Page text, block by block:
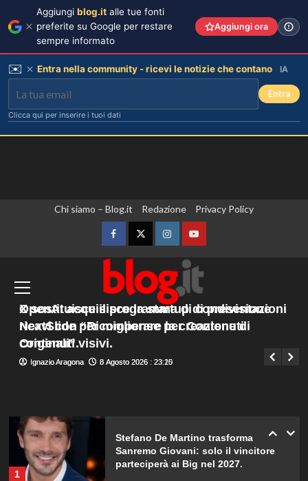
Chi siamo – Blog.it Redazione Privacy Policy
FacebookTwitterInstagramYouTube
Menu
principale
Zelensky “Abbiamo accordi con gli Usa
per una fornitura mensile di missili.
Sono sufficienti? No”
Giuseppe Recca 9 Agosto 2026 : 1:40
X sostituisce il programma di condivisione
ricavi con “Ricompense per Contenuti
Originali”.
Ignazio Aragona 8 Agosto 2026 : 23:20
OpenAI acquisisce la startup di presentazioni
NextSlide per migliorare la creazione di
contenuti visivi.
Ignazio Aragona 8 Agosto 2026 : 23:15
Rosanna Siino di Uomini e Donne:
sfogo contro gli haters dopo la foto
con Giovanni.
Irina Shayk svela la sua estate tra
natura e animali: bikini mozzafiato e
scatti incredibili.
Piano di Harry e Meghan per
1
Stefano De Martino trasforma
Sanremo Giovani: solo il vincitore
parteciperà ai Big nel 2027.
Aggiungi blog.it alle tue fonti
preferite su Google per restare
sempre informato
Aggiungi ora
✉️ Entra nella community - ricevi le notizie che contano IA
Entra
Clicca qui per inserire i tuoi dati